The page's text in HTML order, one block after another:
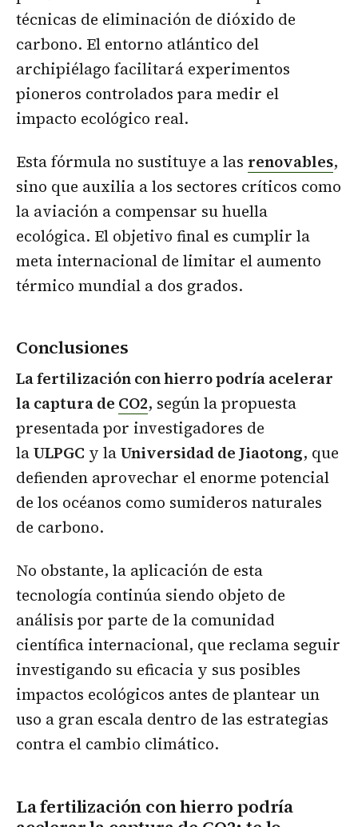
técnicas de eliminación de dióxido de
carbono. El entorno atlántico del
archipiélago facilitará experimentos
pioneros controlados para medir el
impacto ecológico real.
Esta fórmula no sustituye a las renovables,
sino que auxilia a los sectores críticos como
la aviación a compensar su huella
ecológica. El objetivo final es cumplir la
meta internacional de limitar el aumento
térmico mundial a dos grados.
Conclusiones
La fertilización con hierro podría acelerar
la captura de CO2, según la propuesta
presentada por investigadores de
laULPGC y laUniversidad de Jiaotong, que
defienden aprovechar el enorme potencial
de los océanos como sumideros naturales
de carbono.
No obstante, la aplicación de esta
tecnología continúa siendo objeto de
análisis por parte de la comunidad
científica internacional, que reclama seguir
investigando su eficacia y sus posibles
impactos ecológicos antes de plantear un
uso a gran escala dentro de las estrategias
contra el cambio climático.
La fertilización con hierro podría